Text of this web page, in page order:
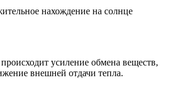
нахождение на солнце
усиление обмена веществ,
внешней отдачи тепла.